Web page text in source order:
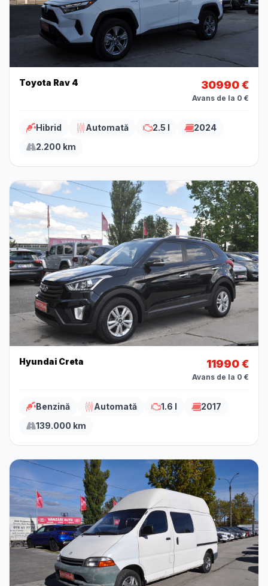
Toyota Rav 4 30990 €
Avans de la 0 €
Hibrid Automată 2.5 l
2024
2.200 km
Hyundai Creta 11990 €
Avans de la 0 €
Benzină Automată 1.6 l
2017
139.000 km